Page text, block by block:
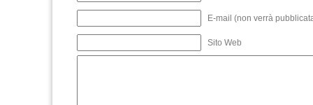
E-mail (non verrà
Sito Web